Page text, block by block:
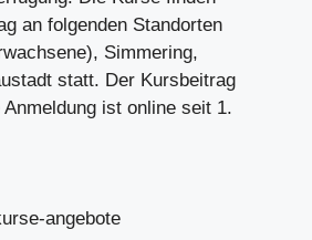
an folgenden Standorten
Simmering,
statt. Der Kursbeitrag
ist online seit 1.
angebote